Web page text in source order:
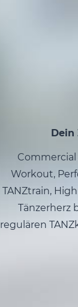
Dein
Commercial
Workout,
TANZtrain,
Tänzerherz
regulären